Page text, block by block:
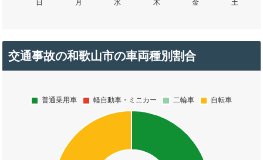
交通事故の和歌山市の車両種別割合